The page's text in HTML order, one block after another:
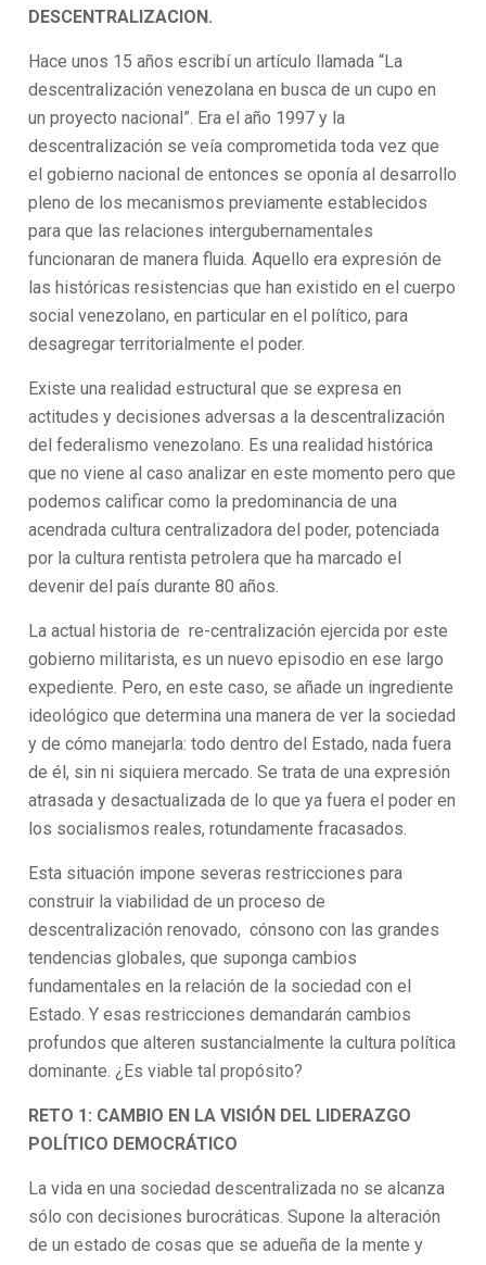
DESCENTRALIZACION.
Hace unos 15 años escribí un artículo llamada “La
descentralización venezolana en busca de un cupo en
un proyecto nacional”. Era el año 1997 y la
descentralización se veía comprometida toda vez que
el gobierno nacional de entonces se oponía al desarrollo
pleno de los mecanismos previamente establecidos
para que las relaciones intergubernamentales
funcionaran de manera fluida. Aquello era expresión de
las históricas resistencias que han existido en el cuerpo
social venezolano, en particular en el político, para
desagregar territorialmente el poder.
Existe una realidad estructural que se expresa en
actitudes y decisiones adversas a la descentralización
del federalismo venezolano. Es una realidad histórica
que no viene al caso analizar en este momento pero que
podemos calificar como la predominancia de una
acendrada cultura centralizadora del poder, potenciada
por la cultura rentista petrolera que ha marcado el
devenir del país durante 80 años.
La actual historia de re-centralización ejercida por este
gobierno militarista, es un nuevo episodio en ese largo
expediente. Pero, en este caso, se añade un ingrediente
ideológico que determina una manera de ver la sociedad
y de cómo manejarla: todo dentro del Estado, nada fuera
de él, sin ni siquiera mercado. Se trata de una expresión
atrasada y desactualizada de lo que ya fuera el poder en
los socialismos reales, rotundamente fracasados.
Esta situación impone severas restricciones para
construir la viabilidad de un proceso de
descentralización renovado, cónsono con las grandes
tendencias globales, que suponga cambios
fundamentales en la relación de la sociedad con el
Estado. Y esas restricciones demandarán cambios
profundos que alteren sustancialmente la cultura política
dominante. ¿Es viable tal propósito?
RETO 1: CAMBIO EN LA VISIÓN DEL LIDERAZGO
POLÍTICO DEMOCRÁTICO
La vida en una sociedad descentralizada no se alcanza
sólo con decisiones burocráticas. Supone la alteración
de un estado de cosas que se adueña de la mente y